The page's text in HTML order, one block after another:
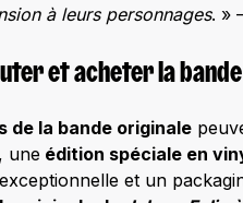
à leurs personnages. »
et acheter la
de la bande originale
une édition spéciale en
et un